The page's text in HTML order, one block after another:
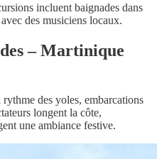
incluent baignades dans
des musiciens locaux.
– Martinique
des yoles, embarcations
longent la côte,
une ambiance festive.